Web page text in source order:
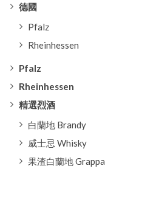
德國
Pfalz
Rheinhessen
Pfalz
Rheinhessen
精選烈酒
白蘭地 Brandy
威士忌 Whisky
果渣白蘭地 Grappa